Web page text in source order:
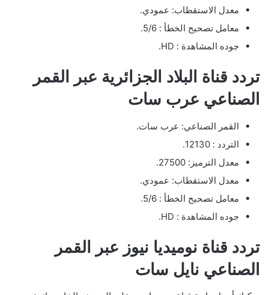
معدل الاستقطاب: عمودي.
معامل تصحيح الخطأ : 5/6.
جوده المشاهدة : HD.
تردد قناة البلاد الجزائرية عبر القمر
الصناعي عرب سات
القمر الصناعي: عرب سات.
التردد : 12130.
معدل الترميز: 27500.
معدل الاستقطاب: عمودي.
معامل تصحيح الخطأ : 5/6.
جوده المشاهدة : HD.
تردد قناة نوميديا نيوز عبر القمر
الصناعي نايل سات